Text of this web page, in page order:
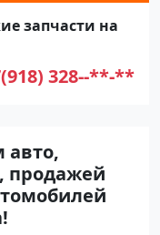
запчасти на
328--**-**
авто,
продажей